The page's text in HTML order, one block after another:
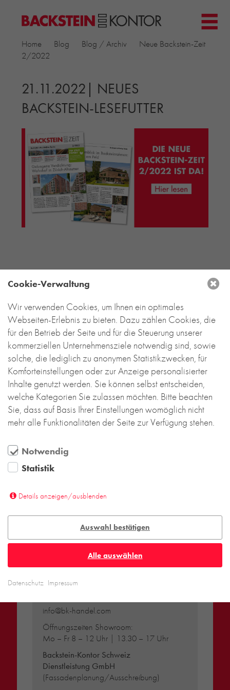
PROJEKTE
▼
KIRCHEN
MEHRFAMILIENHÄUSER
MUSEEN
ÖFFENTLICHE BAUTEN
BILDUNG & FORSCHUNG
PRODUKTE
▼
RIEMCHENKOLLEKTIONEN TONWERK
ALLGEMEINE RIEMCHENKOLLEKTIONEN
PETERSEN TEGL
RE-USE-MÖRTEL
FASSADENPLANUNG (SCHWEIZ)
PRIVATKUNDEN
ÜBER UNS
BLOG
Home Blog Blog / Archiv
Neue Backstein-Zeit
2/2022
21.11.2022| NEUES
BACKSTEIN-LESEFUTTER
DEUTSCHLAND
Backstein-Kontor
Handel- und Service mit Tonbaustoffen
GmbH
Leyendeckerstraße 4 | 50825 Köln
T+49 221 888 785-0
info@backstein-kontor.de
Öffnungszeiten Showroom:
Mo – Do 8 – 17 Uhr
Fr 8 – 15 Uhr
Bitte vereinbaren Sie unbedingt hierfür einen
Termin.
KONTAKTFORMULAR
SCHWEIZ
Backstein-Kontor Schweiz
Handel GmbH
Lettenstrasse 11d | CH-6343 Rotkreuz
info@bk-handel.com
Öffnungszeiten Showroom:
Mo – Fr 8 – 12 Uhr | 13.30 – 17 Uhr
Backstein-Kontor Schweiz
Dienstleistung GmbH
(Fassadenplanung/Ausschreibung)
Cookie-Verwaltung
Wir verwenden Cookies, um Ihnen ein optimales
Webseiten-Erlebnis zu bieten. Dazu zählen Cookies, die
für den Betrieb der Seite und für die Steuerung unserer
kommerziellen Unternehmensziele notwendig sind, sowie
solche, die lediglich zu anonymen Statistikzwecken, für
Komforteinstellungen oder zur Anzeige personalisierter
Inhalte genutzt werden. Sie können selbst entscheiden,
welche Kategorien Sie zulassen möchten. Bitte beachten
Sie, dass auf Basis Ihrer Einstellungen womöglich nicht
mehr alle Funktionalitäten der Seite zur Verfügung stehen.
Notwendig
Statistik
Details anzeigen/ausblenden
Auswahl bestätigen
Alle auswählen
Datenschutz Impressum